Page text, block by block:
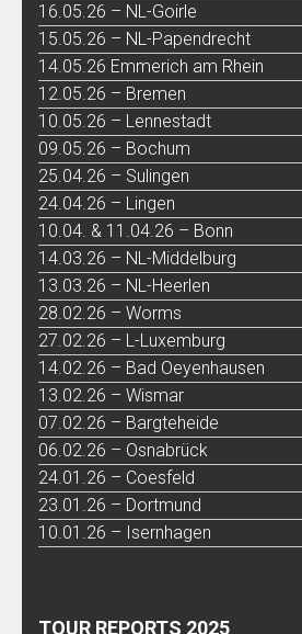
16.05.26 – NL-Goirle
15.05.26 – NL-Papendrecht
14.05.26 Emmerich am Rhein
12.05.26 – Bremen
10.05.26 – Lennestadt
09.05.26 – Bochum
25.04.26 – Sulingen
24.04.26 – Lingen
10.04. & 11.04.26 – Bonn
14.03.26 – NL-Middelburg
13.03.26 – NL-Heerlen
28.02.26 – Worms
27.02.26 – L-Luxemburg
14.02.26 – Bad Oeyenhausen
13.02.26 – Wismar
07.02.26 – Bargteheide
06.02.26 – Osnabrück
24.01.26 – Coesfeld
23.01.26 – Dortmund
10.01.26 – Isernhagen
TOUR REPORTS 2025